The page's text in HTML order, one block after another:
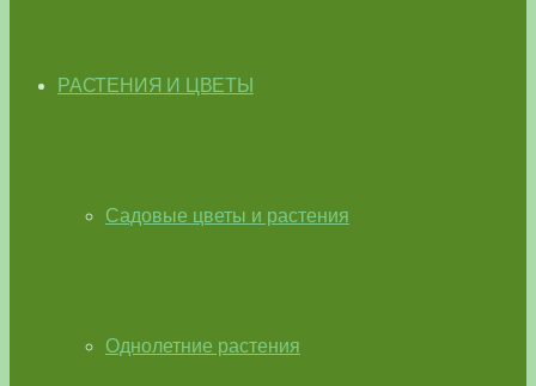
РАСТЕНИЯ И ЦВЕТЫ
Садовые цветы и растения
Однолетние растения